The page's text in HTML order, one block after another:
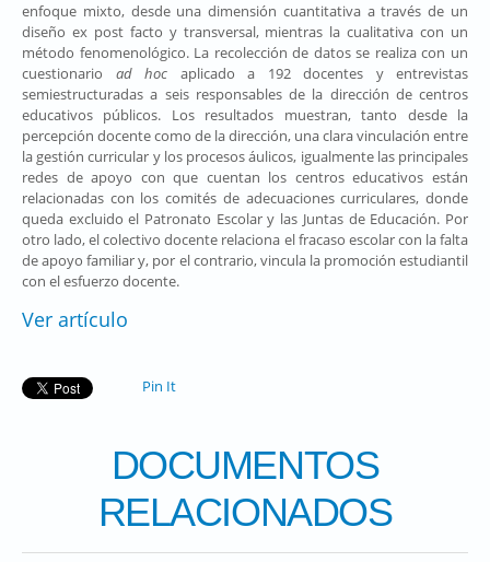
enfoque mixto, desde una dimensión cuantitativa a través de un
diseño ex post facto y transversal, mientras la cualitativa con un
método fenomenológico. La recolección de datos se realiza con un
cuestionario ad hoc aplicado a 192 docentes y entrevistas
semiestructuradas a seis responsables de la dirección de centros
educativos públicos. Los resultados muestran, tanto desde la
percepción docente como de la dirección, una clara vinculación entre
la gestión curricular y los procesos áulicos, igualmente las principales
redes de apoyo con que cuentan los centros educativos están
relacionadas con los comités de adecuaciones curriculares, donde
queda excluido el Patronato Escolar y las Juntas de Educación. Por
otro lado, el colectivo docente relaciona el fracaso escolar con la falta
de apoyo familiar y, por el contrario, vincula la promoción estudiantil
con el esfuerzo docente.
Ver artículo
Pin It
DOCUMENTOS
RELACIONADOS